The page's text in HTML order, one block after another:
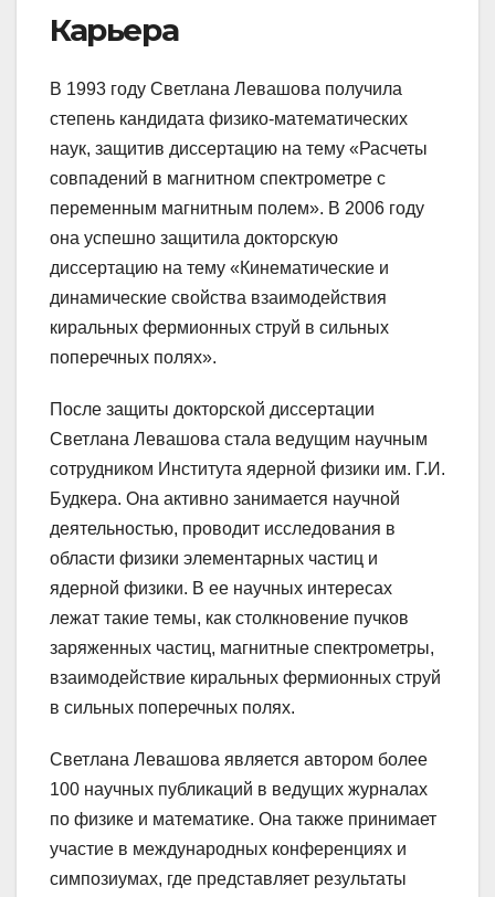
Карьера
В 1993 году Светлана Левашова получила
степень кандидата физико-математических
наук, защитив диссертацию на тему «Расчеты
совпадений в магнитном спектрометре с
переменным магнитным полем». В 2006 году
она успешно защитила докторскую
диссертацию на тему «Кинематические и
динамические свойства взаимодействия
киральных фермионных струй в сильных
поперечных полях».
После защиты докторской диссертации
Светлана Левашова стала ведущим научным
сотрудником Института ядерной физики им. Г.И.
Будкера. Она активно занимается научной
деятельностью, проводит исследования в
области физики элементарных частиц и
ядерной физики. В ее научных интересах
лежат такие темы, как столкновение пучков
заряженных частиц, магнитные спектрометры,
взаимодействие киральных фермионных струй
в сильных поперечных полях.
Светлана Левашова является автором более
100 научных публикаций в ведущих журналах
по физике и математике. Она также принимает
участие в международных конференциях и
симпозиумах, где представляет результаты